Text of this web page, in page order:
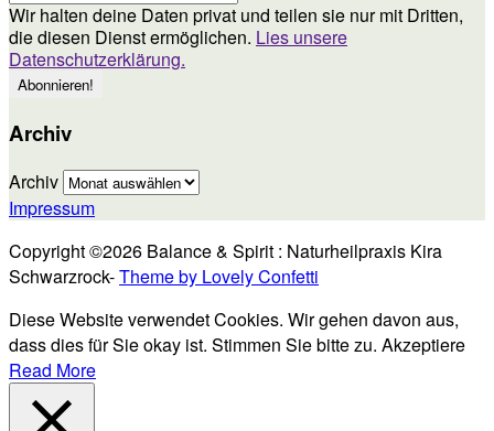
Wir halten deine Daten privat und teilen sie nur mit Dritten,
die diesen Dienst ermöglichen. Lies unsere
Datenschutzerklärung.
Archiv
Archiv
Impressum
Copyright ©2026 Balance & Spirit : Naturheilpraxis Kira
Schwarzrock-Theme by Lovely Confetti
Diese Website verwendet Cookies. Wir gehen davon aus,
dass dies für Sie okay ist. Stimmen Sie bitte zu. Akzeptiere
Read More